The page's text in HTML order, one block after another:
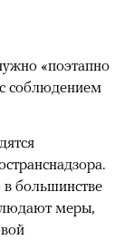
«поэтапно
соблюдением
в большинстве
меры,